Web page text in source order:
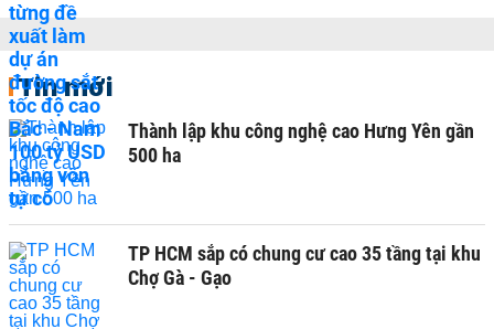
Tin mới
Thành lập khu công nghệ cao Hưng Yên gần
500 ha
TP HCM sắp có chung cư cao 35 tầng tại khu
Chợ Gà - Gạo